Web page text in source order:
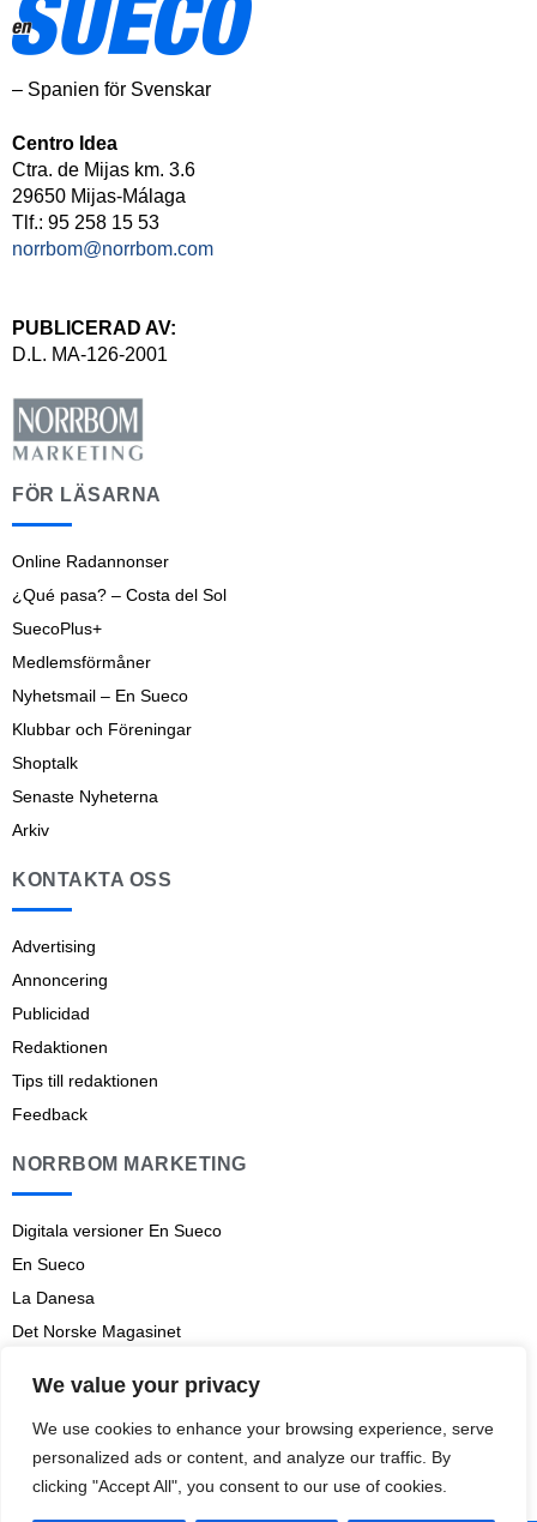
We value your privacy
We use cookies to enhance your browsing experience, serve
personalized ads or content, and analyze our traffic. By
clicking "Accept All", you consent to our use of cookies.
– Spanien för Svenskar
Centro Idea
Ctra. de Mijas km. 3.6
29650 Mijas-Málaga
Tlf.: 95 258 15 53
norrbom@norrbom.com
PUBLICERAD AV:
D.L. MA-126-2001
FÖR LÄSARNA
Online Radannonser
¿Qué pasa? – Costa del Sol
SuecoPlus+
Medlemsförmåner
Nyhetsmail – En Sueco
Klubbar och Föreningar
Shoptalk
Senaste Nyheterna
Arkiv
KONTAKTA OSS
Advertising
Annoncering
Publicidad
Redaktionen
Tips till redaktionen
Feedback
NORRBOM MARKETING
Digitala versioner En Sueco
En Sueco
La Danesa
Det Norske Magasinet
Aviso legal
Prenumerationsvillkor